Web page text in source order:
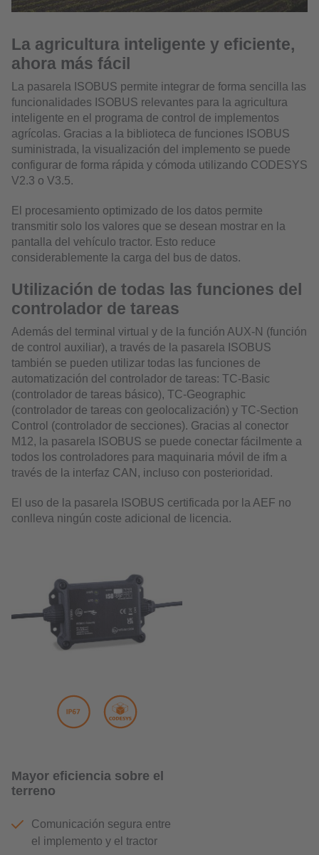
La agricultura inteligente y eficiente,
ahora más fácil
La pasarela ISOBUS permite integrar de forma sencilla las
funcionalidades ISOBUS relevantes para la agricultura
inteligente en el programa de control de implementos
agrícolas. Gracias a la biblioteca de funciones ISOBUS
suministrada, la visualización del implemento se puede
configurar de forma rápida y cómoda utilizando CODESYS
V2.3 o V3.5.
El procesamiento optimizado de los datos permite
transmitir solo los valores que se desean mostrar en la
pantalla del vehículo tractor. Esto reduce
considerablemente la carga del bus de datos.
Utilización de todas las funciones del
controlador de tareas
Además del terminal virtual y de la función AUX-N (función
de control auxiliar), a través de la pasarela ISOBUS
también se pueden utilizar todas las funciones de
automatización del controlador de tareas: TC-Basic
(controlador de tareas básico), TC-Geographic
(controlador de tareas con geolocalización) y TC-Section
Control (controlador de secciones). Gracias al conector
M12, la pasarela ISOBUS se puede conectar fácilmente a
todos los controladores para maquinaria móvil de ifm a
través de la interfaz CAN, incluso con posterioridad.
El uso de la pasarela ISOBUS certificada por la AEF no
conlleva ningún coste adicional de licencia.
Mayor eficiencia sobre el
terreno
Comunicación segura entre
el implemento y el tractor